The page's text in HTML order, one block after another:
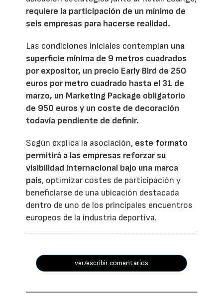
requiere la participación de un mínimo de
seis empresas para hacerse realidad.
Las condiciones iniciales contemplan una
superficie mínima de 9 metros cuadrados
por expositor, un precio Early Bird de 250
euros por metro cuadrado hasta el 31 de
marzo, un Marketing Package obligatorio
de 950 euros y un coste de decoración
todavía pendiente de definir.
Según explica la asociación, este formato
permitirá a las empresas reforzar su
visibilidad internacional bajo una marca
país, optimizar costes de participación y
beneficiarse de una ubicación destacada
dentro de uno de los principales encuentros
europeos de la industria deportiva.
ver/escribir comentarios